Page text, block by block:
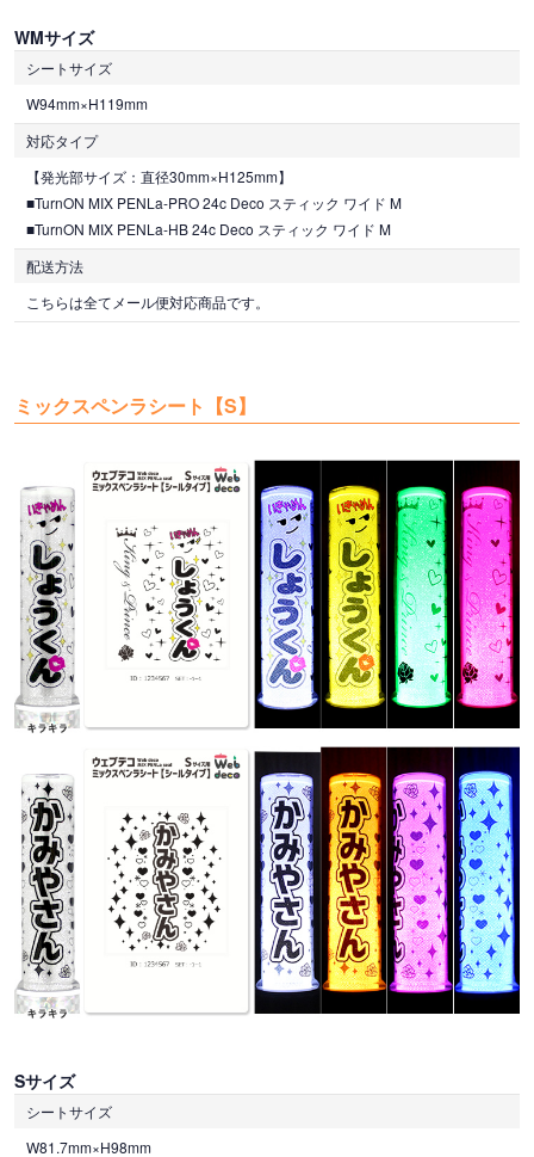
WMサイズ
シートサイズ
W94mm×H119mm
対応タイプ
【発光部サイズ：直径30mm×H125mm】
■TurnON MIX PENLa-PRO 24c Deco スティック ワイド M
■TurnON MIX PENLa-HB 24c Deco スティック ワイド M
配送方法
こちらは全てメール便対応商品です。
ミックスペンラシート【S】
Sサイズ
シートサイズ
W81.7mm×H98mm